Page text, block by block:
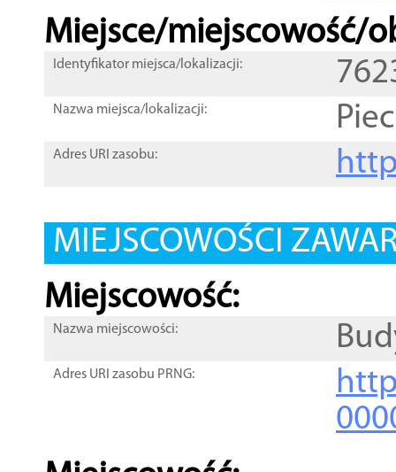
Miejsce/miejscowość/
Identyfikator miejsca/lokalizacji:
Nazwa miejsca/lokalizacji:
Adres URI zasobu:
MIEJSCOWOŚCI
Miejscowość:
Nazwa miejscowości:
Adres URI zasobu PRNG: